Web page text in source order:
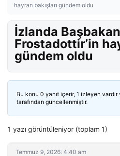
hayran bakışları gündem oldu
İzlanda
Frostadottir’in
gündem oldu
Bu konu 0 yanıt içerir, 1 izleyen vardır
tarafından güncellenmiştir.
1 yazı görüntüleniyor (toplam 1)
Temmuz 9, 2026: 4:40 am